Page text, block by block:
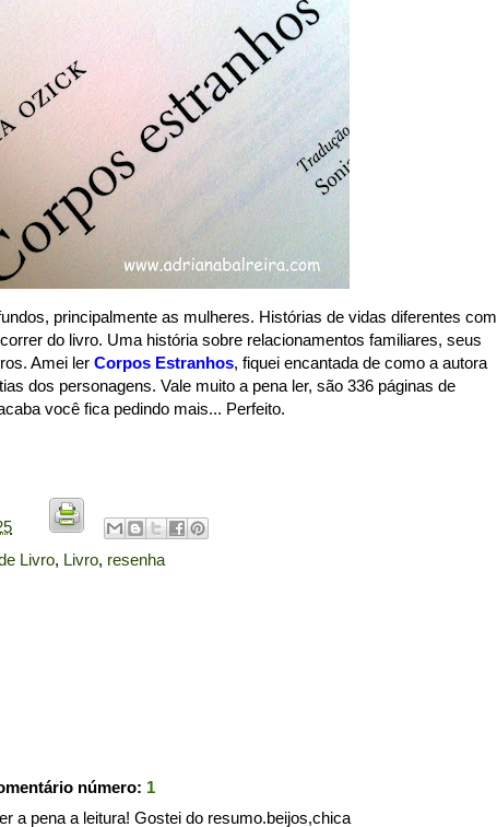
principalmente as mulheres. Histórias de vidas diferentes com
do livro. Uma história sobre relacionamentos familiares, seus
Amei ler Corpos Estranhos, fiquei encantada de como a autora
dos personagens. Vale muito a pena ler, são 336 páginas de
você fica pedindo mais... Perfeito.
Livro, Livro, resenha
número: 1
a pena a leitura! Gostei do resumo.beijos,chica